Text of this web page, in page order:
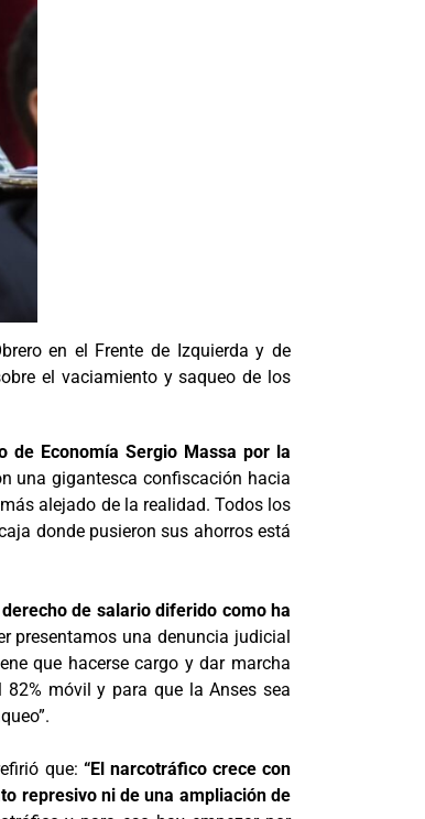
en el Frente de Izquierda y de
el vaciamiento y saqueo de los
de Economía Sergio Massa por la
una gigantesca confiscación hacia
alejado de la realidad. Todos los
donde pusieron sus ahorros está
de salario diferido como ha
presentamos una denuncia judicial
que hacerse cargo y dar marcha
móvil y para que la Anses sea
que: “El narcotráfico crece con
represivo ni de una ampliación de